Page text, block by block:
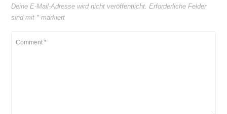
Deine E-Mail-Adresse wird nicht veröffentlicht. Erforderliche Felder
sind mit * markiert